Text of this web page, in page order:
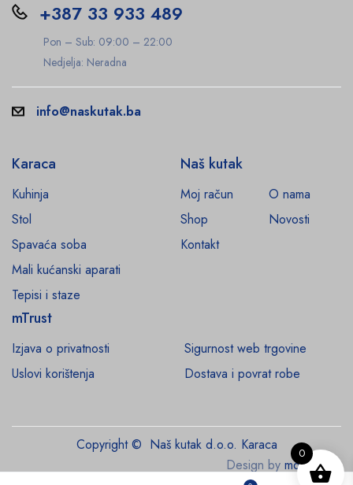
+387 33 933 489
Pon – Sub: 09:00 – 22:00
Nedjelja: Neradna
info@naskutak.ba
Karaca
Kuhinja
Stol
Spavaća soba
Mali kućanski aparati
Tepisi i staze
Naš kutak
Moj račun
O nama
Shop
Novosti
Kontakt
mTrust
Izjava o privatnosti
Sigurnost web trgovine
Uslovi korištenja
Dostava i povrat robe
Copyright © Naš kutak d.o.o. Karaca
Design by monroe.ba
0